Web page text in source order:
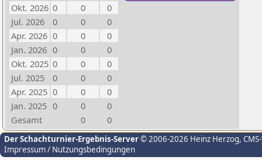
Okt. 2026 0 0
0
Jul. 2026
0 0
0
Apr. 2026 0 0
0
Jan. 2026 0 0
0
Okt. 2025 0 0
0
Jul. 2025
0 0
0
Apr. 2025 0 0
0
Jan. 2025 0 0
0
Gesamt
0 0
Der Schachturnier-Ergebnis-Server© 2006-2026 Heinz Herzog,
Impressum / Nutzungsbedingungen